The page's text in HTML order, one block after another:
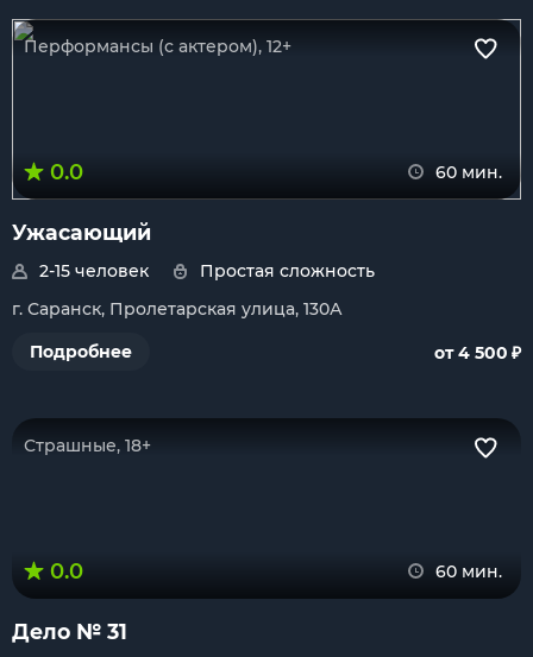
Перформансы (с актером), 12+
0.0 60 мин.
Ужасающий
2-15 человек
Простая сложность
г. Саранск, Пролетарская улица, 130А
Подробнее
от 4 500 ₽
Страшные, 18+
0.0 60 мин.
Дело № 31